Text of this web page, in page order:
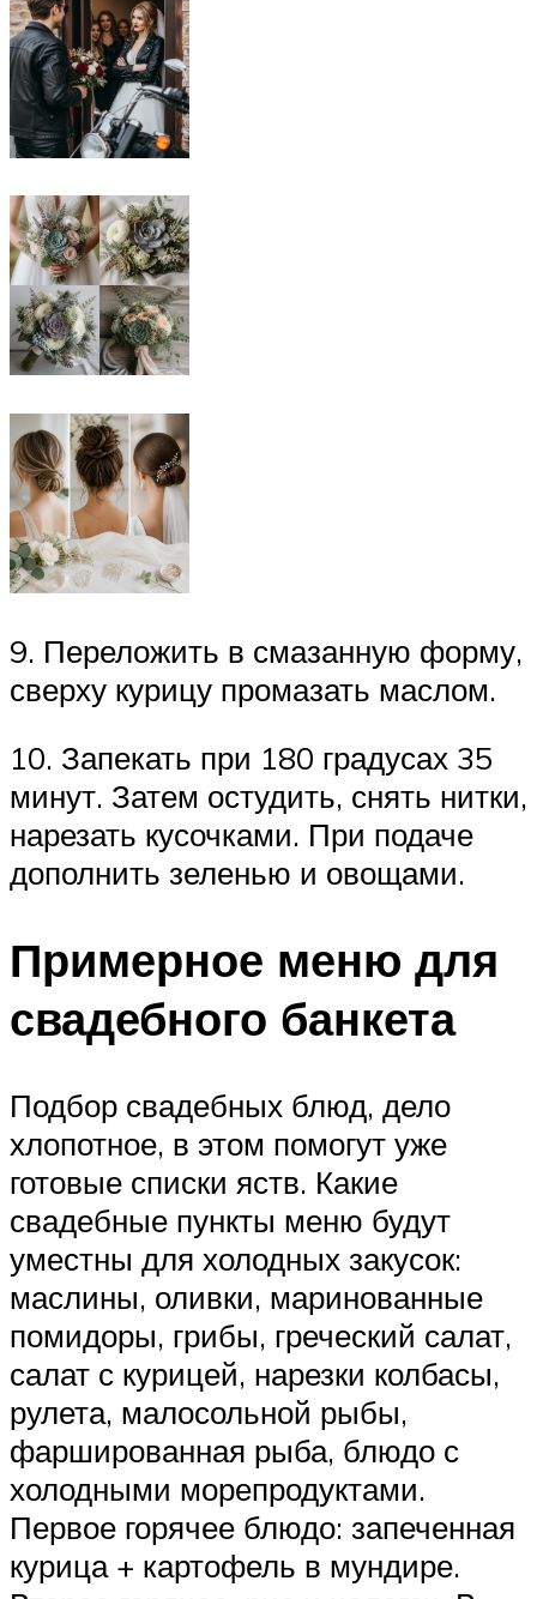
9. Переложить в смазанную форму,
сверху курицу промазать маслом.
10. Запекать при 180 градусах 35
минут. Затем остудить, снять нитки,
нарезать кусочками. При подаче
дополнить зеленью и овощами.
Примерное меню для
свадебного банкета
Подбор свадебных блюд, дело
хлопотное, в этом помогут уже
готовые списки яств. Какие
свадебные пункты меню будут
уместны для холодных закусок:
маслины, оливки, маринованные
помидоры, грибы, греческий салат,
салат с курицей, нарезки колбасы,
рулета, малосольной рыбы,
фаршированная рыба, блюдо с
холодными морепродуктами.
Первое горячее блюдо: запеченная
курица + картофель в мундире.